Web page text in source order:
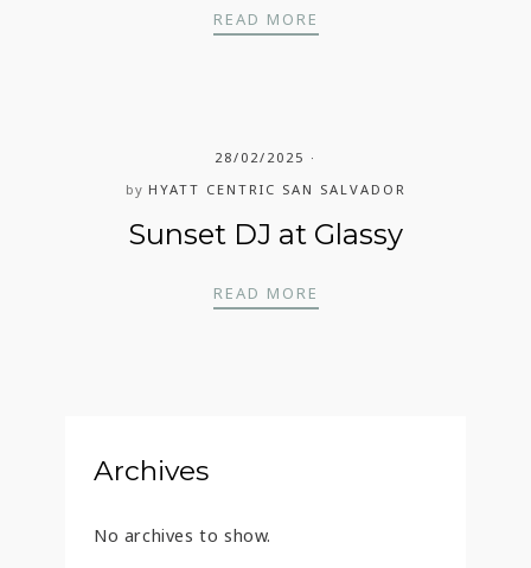
READ MORE
28/02/2025
by HYATT CENTRIC SAN SALVADOR
Sunset DJ at Glassy
READ MORE
Archives
No archives to show.